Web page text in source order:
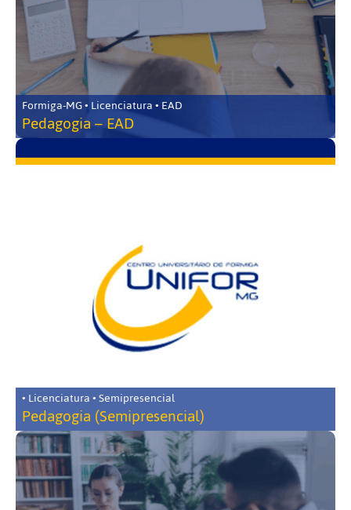
Formiga-MG • Licenciatura • EAD
Pedagogia – EAD
• Licenciatura • Semipresencial
Pedagogia (Semipresencial)